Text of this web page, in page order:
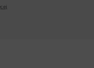
informacji o promocjach i